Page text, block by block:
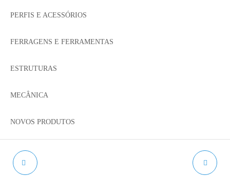
PERFIS E ACESSÓRIOS
FERRAGENS E FERRAMENTAS
ESTRUTURAS
MECÂNICA
NOVOS PRODUTOS